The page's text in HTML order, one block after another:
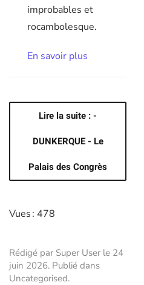
improbables et
rocambolesque.
En savoir plus
Lire la suite : -
DUNKERQUE - Le
Palais des Congrès
Vues : 478
Rédigé par Super User le 24
juin 2026. Publié dans
Uncategorised.